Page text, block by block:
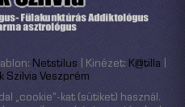
Netstilus | Kinézet: K@tilla
Szilvia Veszprém
„cookie”-kat (sütiket) használ.